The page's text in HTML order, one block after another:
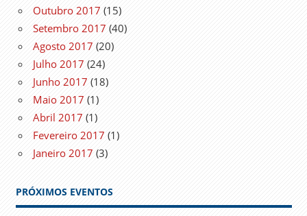
Outubro 2017 (15)
Setembro 2017 (40)
Agosto 2017 (20)
Julho 2017 (24)
Junho 2017 (18)
Maio 2017 (1)
Abril 2017 (1)
Fevereiro 2017 (1)
Janeiro 2017 (3)
PRÓXIMOS EVENTOS